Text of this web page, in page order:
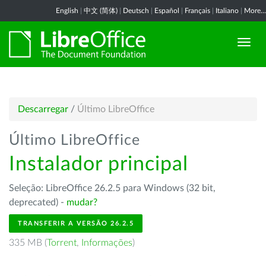
English 中文 (简体) Deutsch Español Français Italiano More...
Descarregar / Último LibreOffice
Último LibreOffice
Instalador principal
Seleção: LibreOffice 26.2.5 para Windows (32 bit,
deprecated) - mudar?
TRANSFERIR A VERSÃO 26.2.5
335 MB (Torrent, Informações)